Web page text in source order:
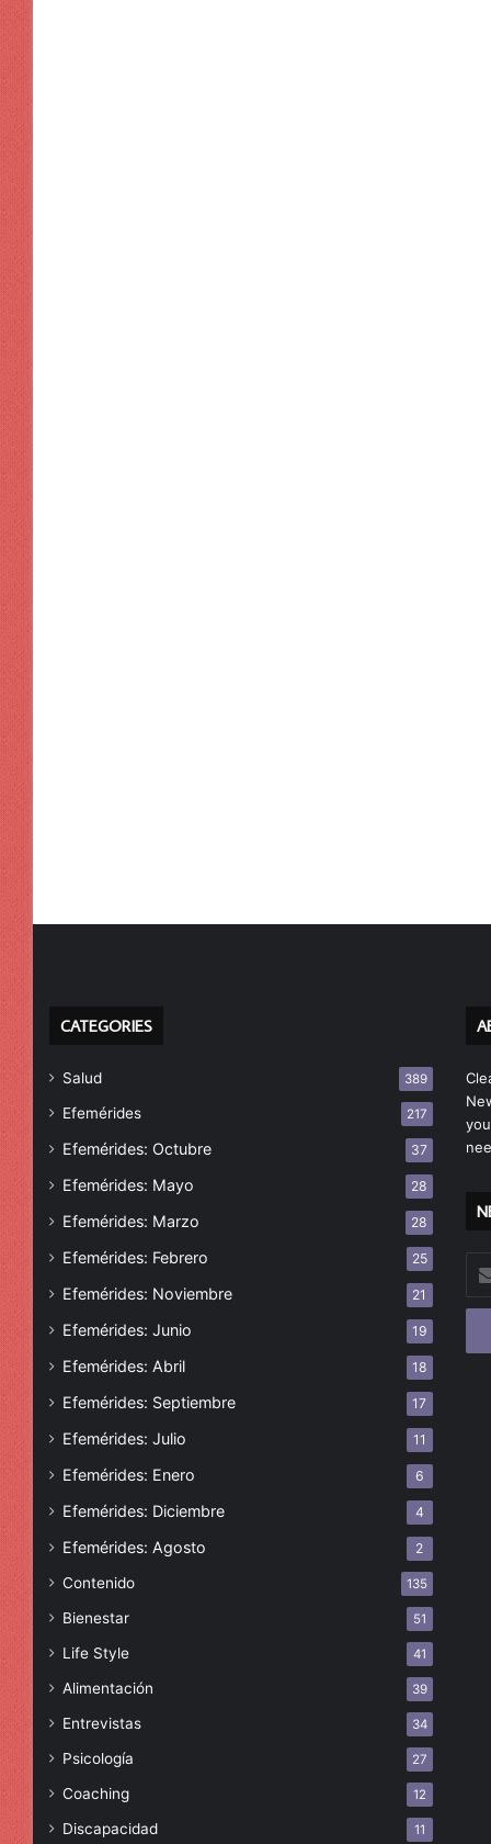
CATEGORIES
Salud 389
Efemérides 217
Efemérides: Octubre 37
Efemérides: Mayo 28
Efemérides: Marzo 28
Efemérides: Febrero 25
Efemérides: Noviembre 21
Efemérides: Junio 19
Efemérides: Abril 18
Efemérides: Septiembre 17
Efemérides: Julio 11
Efemérides: Enero 6
Efemérides: Diciembre 4
Efemérides: Agosto 2
Contenido 135
Bienestar 51
Life Style 41
Alimentación 39
Entrevistas 34
Psicología 27
Coaching 12
Discapacidad 11